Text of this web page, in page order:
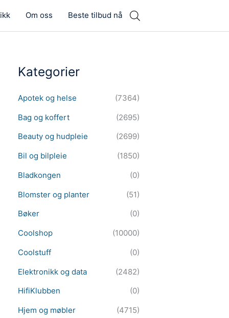
Om oss Beste tilbud nå
Kategorier
Apotek og helse
(7364)
Bag og koffert
(2695)
Beauty og hudpleie
(2699)
Bil og bilpleie
(1850)
Bladkongen
(0)
Blomster og planter
(51)
Bøker
(0)
Coolshop
(10000)
Coolstuff
(0)
Elektronikk og data
(2482)
HifiKlubben
(0)
Hjem og møbler
(4715)